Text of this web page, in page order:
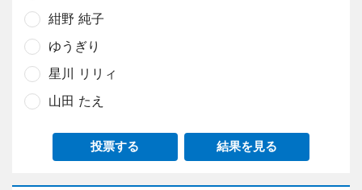
紺野 純子
ゆうぎり
星川 リリィ
山田 たえ
投票する 結果を見る